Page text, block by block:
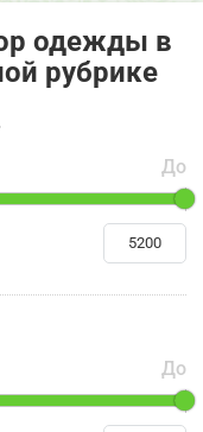
одежды в
рубрике
До
До